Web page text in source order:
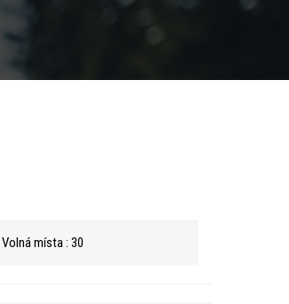
Volná místa : 30